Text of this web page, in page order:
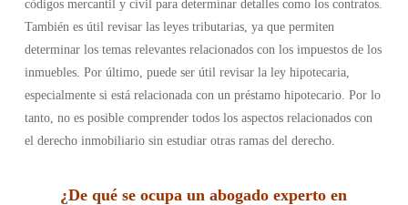
códigos mercantil y civil para determinar detalles como los contratos.
También es útil revisar las leyes tributarias, ya que permiten
determinar los temas relevantes relacionados con los impuestos de los
inmuebles. Por último, puede ser útil revisar la ley hipotecaria,
especialmente si está relacionada con un préstamo hipotecario. Por lo
tanto, no es posible comprender todos los aspectos relacionados con
el derecho inmobiliario sin estudiar otras ramas del derecho.
¿De qué se ocupa un abogado experto en